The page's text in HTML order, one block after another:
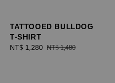
TATTOOED BULLDOG
T-SHIRT
Sale
NT$ 1,280 Regular
NT$ 1,480